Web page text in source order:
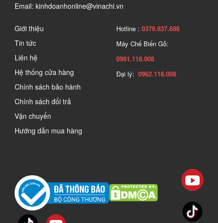
Email: kinhdoanhonline@vinachi.vn
Giới thiệu
Tin tức
Liên hệ
Hệ thống cửa hàng
Chính sách bảo hành
Chính sách đổi trả
Vận chuyển
Hướng dẫn mua hàng
Hotline : 0379.837.688
Máy Chế Biến Gỗ:
0981.118.008
Đại lý: 0962.118.008